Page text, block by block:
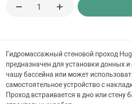
бассейна
материалы
Гидромассажный стеновой проход
предназначен для установки донных
чашу бассейна или может
самостоятельное устройство с
Проход встраивается в дно или стену